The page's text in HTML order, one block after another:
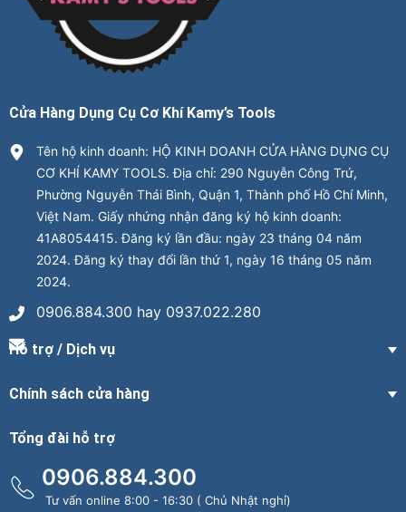
Cửa Hàng Dụng Cụ Cơ Khí Kamy’s Tools
Tên hộ kinh doanh: HỘ KINH DOANH CỬA HÀNG DỤNG CỤ
CƠ KHÍ KAMY TOOLS. Địa chỉ: 290 Nguyễn Công Trứ,
Phường Nguyễn Thái Bình, Quận 1, Thành phố Hồ Chí Minh,
Việt Nam. Giấy nhứng nhận đăng ký hộ kinh doanh:
41A8054415. Đăng ký lần đầu: ngày 23 tháng 04 năm
2024. Đăng ký thay đổi lần thứ 1, ngày 16 tháng 05 năm
2024.
0906.884.300 hay 0937.022.280
Hỗ trợ / Dịch vụ
Chính sách cửa hàng
Tổng đài hỗ trợ
0906.884.300
Tư vấn online 8:00 - 16:30 ( Chủ Nhật nghỉ)